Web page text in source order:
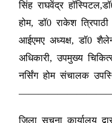
सिंह राघवेंद्र
होम, डॉ0 राकेश
आईएमए अध्यक्ष, डॉ0
अधिकारी, उपमुख्य
नर्सिंग होम संचालक
जिला सूचना कार्यालय